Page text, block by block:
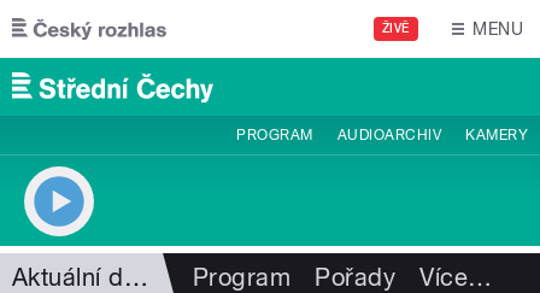
Přejít k hlavnímu obsahu
ŽIVĚ MENU
PROGRAM AUDIOARCHIV KAMERY
Aktuální dění Program Pořady Více…